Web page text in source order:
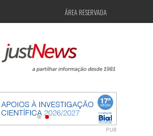
ÁREA RESERVADA
PUB